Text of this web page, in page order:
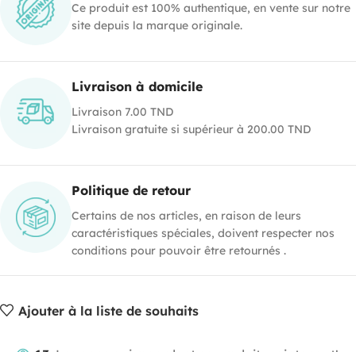
Ce produit est 100% authentique, en vente sur notre
site depuis la marque originale.
Livraison à domicile
Livraison 7.00 TND
Livraison gratuite si supérieur à 200.00 TND
Politique de retour
Certains de nos articles, en raison de leurs
caractéristiques spéciales, doivent respecter nos
conditions pour pouvoir être retournés .
Ajouter à la liste de souhaits